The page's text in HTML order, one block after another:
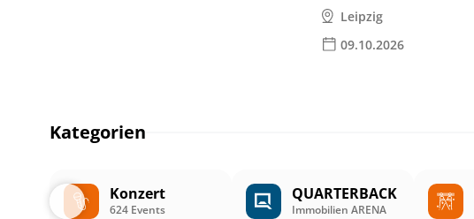
Leipzig
09.10.2026
Kategorien
Konzert
624 Events
QUARTERBACK
Immobilien ARENA